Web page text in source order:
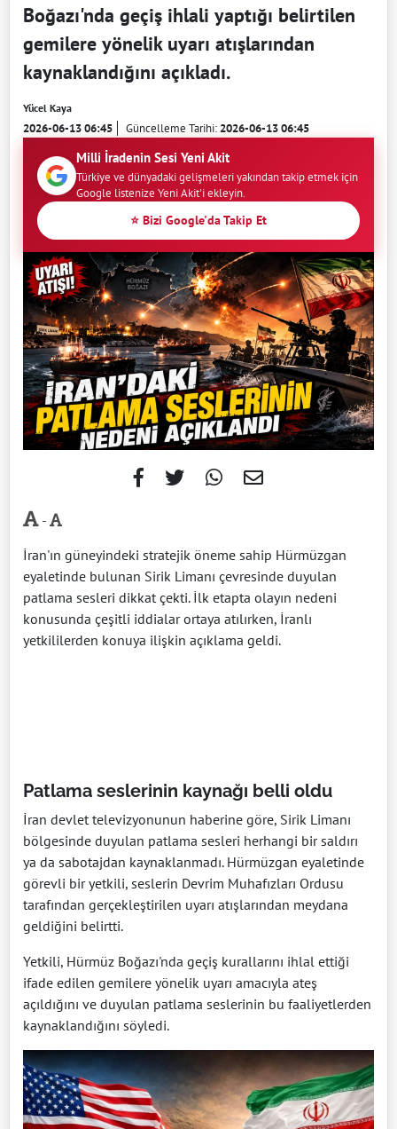
Boğazı'nda geçiş ihlali yaptığı belirtilen
gemilere yönelik uyarı atışlarından
kaynaklandığını açıkladı.
Yücel Kaya
2026-06-13 06:45 Güncelleme Tarihi:2026-06-13 06:45
Milli İradenin Sesi Yeni Akit
Türkiye ve dünyadaki gelişmeleri yakından takip etmek için
Google listenize Yeni Akit'i ekleyin.
⭐ Bizi Google'da Takip Et
-
İran'ın güneyindeki stratejik öneme sahip Hürmüzgan
eyaletinde bulunan Sirik Limanı çevresinde duyulan
patlama sesleri dikkat çekti. İlk etapta olayın nedeni
konusunda çeşitli iddialar ortaya atılırken, İranlı
yetkililerden konuya ilişkin açıklama geldi.
Patlama seslerinin kaynağı belli oldu
İran devlet televizyonunun haberine göre, Sirik Limanı
bölgesinde duyulan patlama sesleri herhangi bir saldırı
ya da sabotajdan kaynaklanmadı. Hürmüzgan eyaletinde
görevli bir yetkili, seslerin Devrim Muhafızları Ordusu
tarafından gerçekleştirilen uyarı atışlarından meydana
geldiğini belirtti.
Yetkili, Hürmüz Boğazı'nda geçiş kurallarını ihlal ettiği
ifade edilen gemilere yönelik uyarı amacıyla ateş
açıldığını ve duyulan patlama seslerinin bu faaliyetlerden
kaynaklandığını söyledi.